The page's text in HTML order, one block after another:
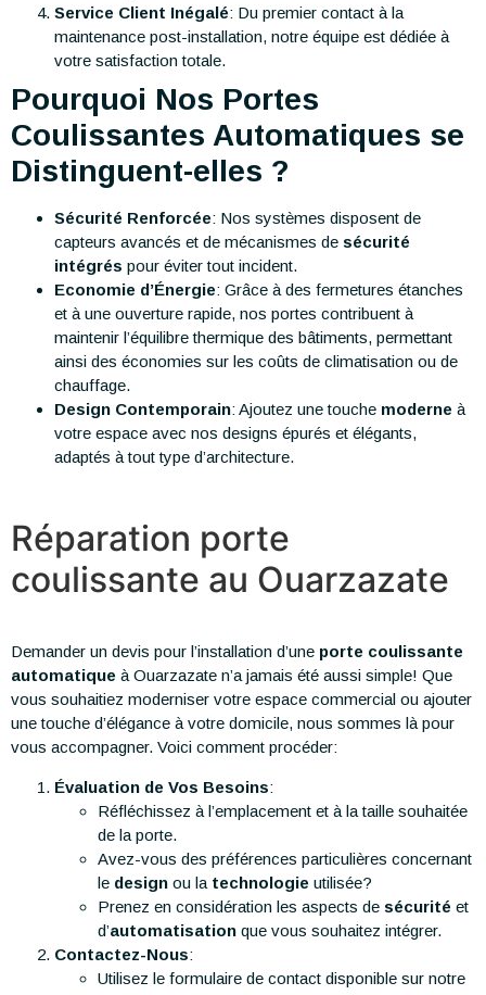
Service Client Inégalé: Du premier contact à la
maintenance post-installation, notre équipe est dédiée à
votre satisfaction totale.
Pourquoi Nos Portes
Coulissantes Automatiques se
Distinguent-elles ?
Sécurité Renforcée: Nos systèmes disposent de
capteurs avancés et de mécanismes de sécurité
intégrés pour éviter tout incident.
Economie d’Énergie: Grâce à des fermetures étanches
et à une ouverture rapide, nos portes contribuent à
maintenir l’équilibre thermique des bâtiments, permettant
ainsi des économies sur les coûts de climatisation ou de
chauffage.
Design Contemporain: Ajoutez une touche moderne à
votre espace avec nos designs épurés et élégants,
adaptés à tout type d’architecture.
Réparation porte
coulissante au Ouarzazate
Demander un devis pour l’installation d’une porte coulissante
automatique à Ouarzazate n’a jamais été aussi simple! Que
vous souhaitiez moderniser votre espace commercial ou ajouter
une touche d’élégance à votre domicile, nous sommes là pour
vous accompagner. Voici comment procéder:
Évaluation de Vos Besoins:
Réfléchissez à l’emplacement et à la taille souhaitée
de la porte.
Avez-vous des préférences particulières concernant
le design ou la technologie utilisée?
Prenez en considération les aspects de sécurité et
d’automatisation que vous souhaitez intégrer.
Contactez-Nous:
Utilisez le formulaire de contact disponible sur notre